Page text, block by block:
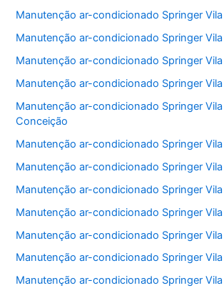
Manutenção ar-condicionado Springer Vila
Manutenção ar-condicionado Springer Vila
Manutenção ar-condicionado Springer Vila
Manutenção ar-condicionado Springer
Manutenção ar-condicionado Springer
Conceição
Manutenção ar-condicionado Springer
Manutenção ar-condicionado Springer
Manutenção ar-condicionado Springer
Manutenção ar-condicionado Springer
Manutenção ar-condicionado Springer
Manutenção ar-condicionado Springer
Manutenção ar-condicionado Springer